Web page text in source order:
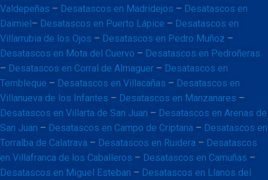
Valdepeñas – Desatascos en Madridejos – Desatascos en
Daimiel– Desatascos en Puerto Lápice – Desatascos en
Villarrubia de los Ojos – Desatascos en Pedro Muñoz –
Desatascos en Mota del Cuervo – Desatascos en Pedroñeras
– Desatascos en Corral de Almaguer – Desatascos en
Tembleque – Desatascos en Villacañas – Desatascos en
Villanueva de los Infantes – Desatascos en Manzanares –
Desatascos en Villarta de San Juan – Desatascos en Arenas de
San Juan – Desatascos en Campo de Criptana – Desatascos en
Torralba de Calatrava – Desatascos en Ruidera – Desatascos
en Villafranca de los Caballeros – Desatascos en Camuñas –
Desatascos en Miguel Esteban – Desatascos en Llanos del